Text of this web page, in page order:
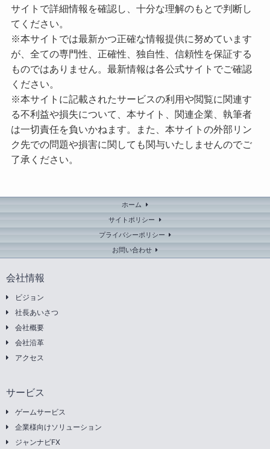
サイトで詳細情報を確認し、十分な理解のもとで判断し
てください。
※本サイトでは最新かつ正確な情報提供に努めています
が、全ての専門性、正確性、独自性、信頼性を保証する
ものではありません。最新情報は各公式サイトでご確認
ください。
※本サイトに記載されたサービスの利用や閲覧に関連す
る不利益や損失について、本サイト、関連企業、執筆者
は一切責任を負いかねます。また、本サイトの外部リン
ク先での問題や損害に関しても関与いたしませんのでご
了承ください。
ホーム
サイトポリシー
プライバシーポリシー
お問い合わせ
会社情報
ビジョン
社長あいさつ
会社概要
会社沿革
アクセス
サービス
ゲームサービス
企業様向けソリューション
ジャンナビFX